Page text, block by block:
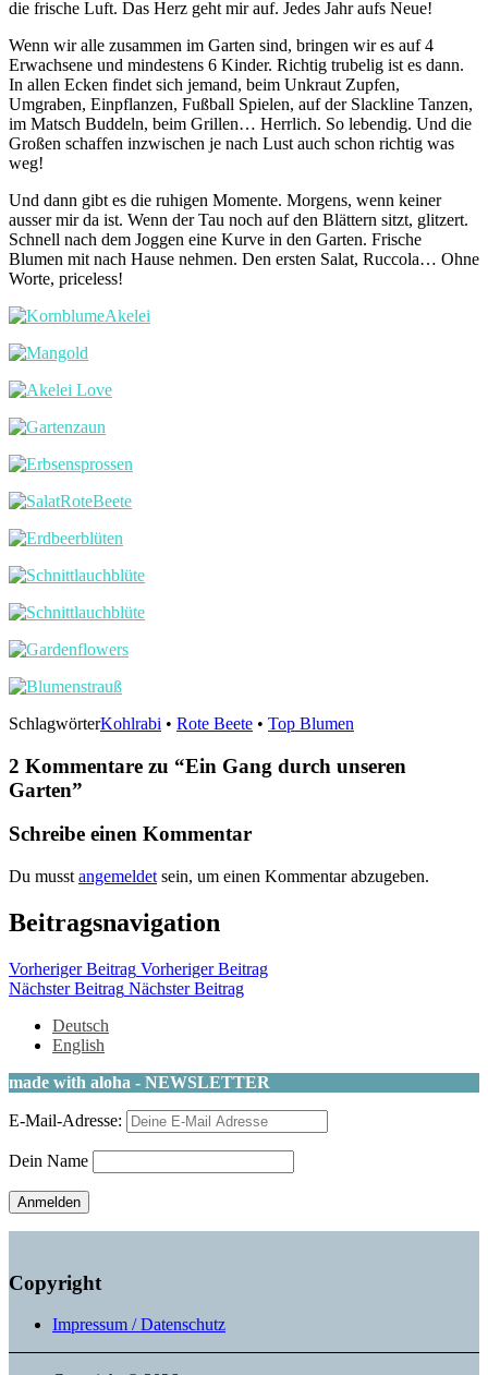
die frische Luft. Das Herz geht mir auf. Jedes Jahr aufs Neue!
Wenn wir alle zusammen im Garten sind, bringen wir es auf 4
Erwachsene und mindestens 6 Kinder. Richtig trubelig ist es dann.
In allen Ecken findet sich jemand, beim Unkraut Zupfen,
Umgraben, Einpflanzen, Fußball Spielen, auf der Slackline Tanzen,
im Matsch Buddeln, beim Grillen… Herrlich. So lebendig. Und die
Großen schaffen inzwischen je nach Lust auch schon richtig was
weg!
Und dann gibt es die ruhigen Momente. Morgens, wenn keiner
ausser mir da ist. Wenn der Tau noch auf den Blättern sitzt, glitzert.
Schnell nach dem Joggen eine Kurve in den Garten. Frische
Blumen mit nach Hause nehmen. Den ersten Salat, Ruccola… Ohne
Worte, priceless!
SchlagwörterKohlrabi • Rote Beete • Top Blumen
2 Kommentare zu “Ein Gang durch unseren
Garten”
Schreibe einen Kommentar
Du musst angemeldet sein, um einen Kommentar abzugeben.
Beitragsnavigation
Vorheriger Beitrag Vorheriger Beitrag
Nächster Beitrag Nächster Beitrag
Deutsch
English
made with aloha - NEWSLETTER
E-Mail-Adresse:
Dein Name
Copyright
Impressum / Datenschutz